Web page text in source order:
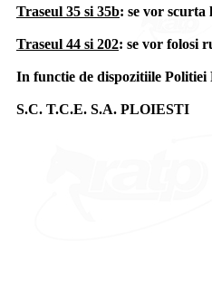
Traseul 35 si 35b: se vor scurta
Traseul 44 si 202: se vor folosi
In functie de dispozitiile
S.C. T.C.E. S.A. PLOIESTI